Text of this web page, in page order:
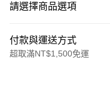
請選擇商品選項
付款與運送方式
超取滿NT$1,500免運